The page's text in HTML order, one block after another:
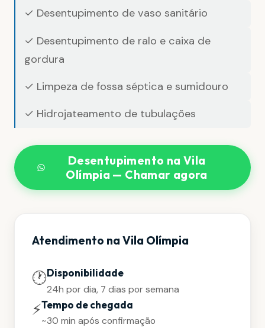
✓ Desentupimento de vaso sanitário
✓ Desentupimento de ralo e caixa de
gordura
✓ Limpeza de fossa séptica e sumidouro
✓ Hidrojateamento de tubulações
Desentupimento na Vila
Olímpia — Chamar agora
Atendimento na Vila Olímpia
🕐Disponibilidade
24h por dia, 7 dias por semana
⚡Tempo de chegada
~30 min após confirmação